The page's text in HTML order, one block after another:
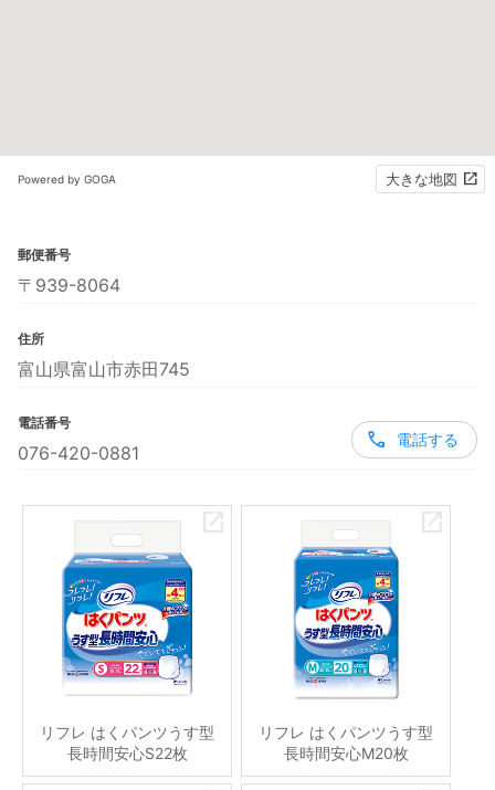
Powered by GOGA 大きな地図
郵便番号
〒939-8064
住所
富山県富山市赤田745
電話番号
076-420-0881
電話する
リフレ はくパンツうす型
長時間安心S22枚
リフレ はくパンツうす型
長時間安心M20枚